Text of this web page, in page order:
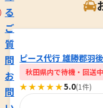
る
ご
質
問
お
問
ピース代行 雄勝郡羽
秋田県内で待機・回送中
★★★★★5.0(1件)